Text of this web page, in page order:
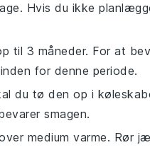
Hvis du ikke
til 3 måneder. For at
inden for denne periode.
du tø den op i
smagen.
medium varme. Rør